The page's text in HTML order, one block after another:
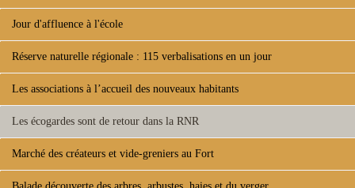
Jour d'affluence à l'école
Réserve naturelle régionale : 115 verbalisations en un jour
Les associations à l’accueil des nouveaux habitants
Les écogardes sont de retour dans la RNR
Marché des créateurs et vide-greniers au Fort